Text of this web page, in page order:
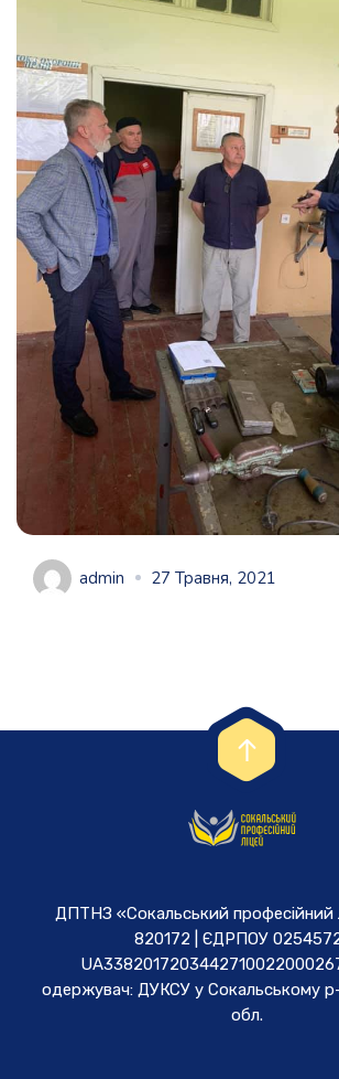
admin 27 Травня, 2021
ДПТНЗ «Сокальський професійний
820172 | ЄДРПОУ
одержувач: ДУКСУ у Cокальському р-
обл.